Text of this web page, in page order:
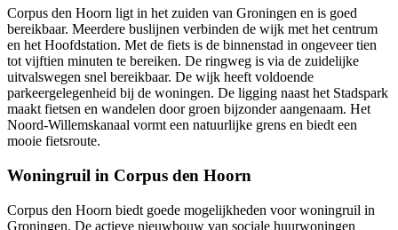
Corpus den Hoorn ligt in het zuiden van Groningen en is goed
bereikbaar. Meerdere buslijnen verbinden de wijk met het centrum
en het Hoofdstation. Met de fiets is de binnenstad in ongeveer tien
tot vijftien minuten te bereiken. De ringweg is via de zuidelijke
uitvalswegen snel bereikbaar. De wijk heeft voldoende
parkeergelegenheid bij de woningen. De ligging naast het Stadspark
maakt fietsen en wandelen door groen bijzonder aangenaam. Het
Noord-Willemskanaal vormt een natuurlijke grens en biedt een
mooie fietsroute.
Woningruil in Corpus den Hoorn
Corpus den Hoorn biedt goede mogelijkheden voor woningruil in
Groningen. De actieve nieuwbouw van sociale huurwoningen